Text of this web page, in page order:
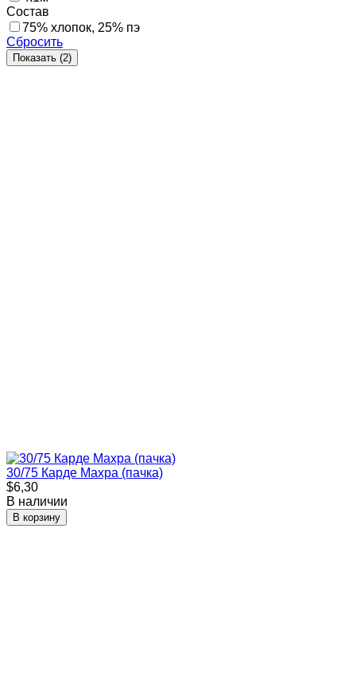
Состав
75% хлопок, 25% пэ
Сбросить
Показать (2)
30/75 Карде Махра (пачка)
$6,30
В наличии
В корзину